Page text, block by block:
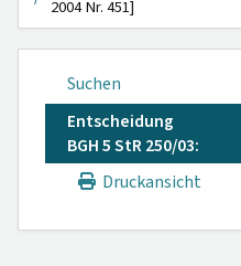
2004 Nr. 451]
Suchen
Entscheidung
BGH 5 StR 250/03:
Druckansicht